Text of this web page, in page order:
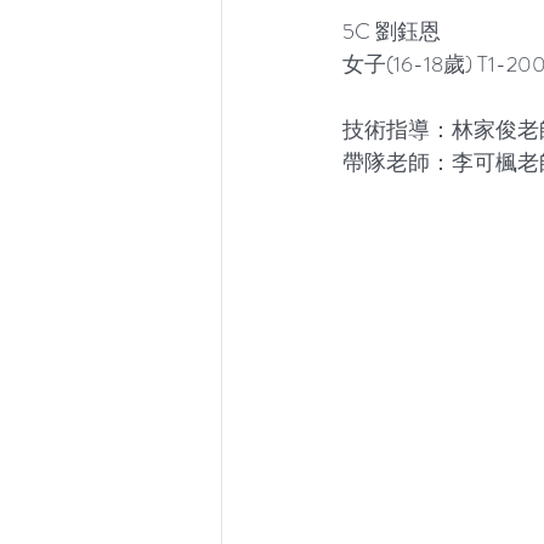
5C 劉鈺恩
女子(16-18歲) T1-
技術指導：林家俊老
帶隊老師：李可楓老